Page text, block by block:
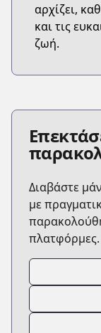
αρχίζει,
και τις
ζωή.
Διαβάστε
με
πλατφόρμες.